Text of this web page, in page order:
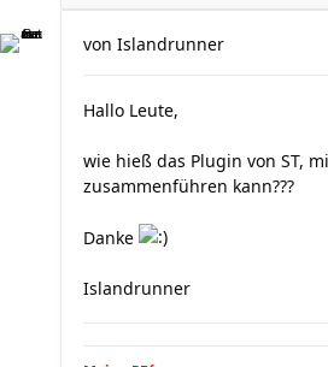
von Islandrunner
Hallo Leute,
wie hieß das Plugin von ST,
zusammenführen kann???
Danke
Islandrunner